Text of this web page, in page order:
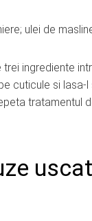
ulei de
ingrediente
cuticule si lasa-
tratamentul